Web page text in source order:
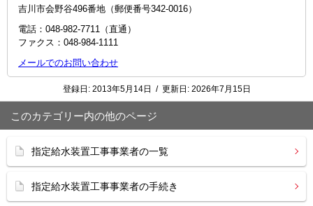
吉川市会野谷496番地（郵便番号342-0016）
電話：048-982-7711（直通）
ファクス：048-984-1111
メールでのお問い合わせ
登録日: 2013年5月14日 / 更新日: 2026年7月15日
このカテゴリー内の他のページ
指定給水装置工事事業者の一覧
指定給水装置工事事業者の手続き